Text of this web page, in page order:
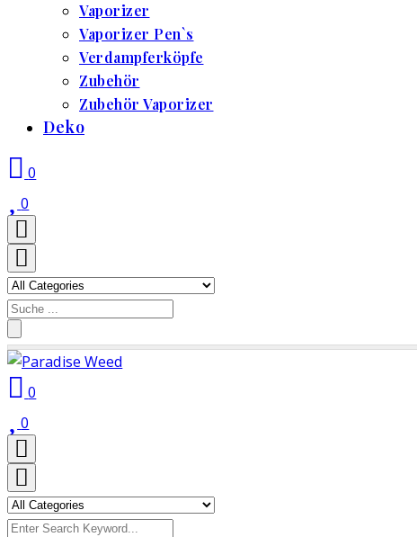
Vaporizer
Vaporizer Pen`s
Verdampferköpfe
Zubehör
Zubehör Vaporizer
Deko
0
0
Search
0
0
Search